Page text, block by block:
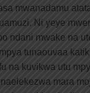
mwanadamu
Ni yeye
ndani mwake na
tunaouvaa
na kuvikwa utu
mara